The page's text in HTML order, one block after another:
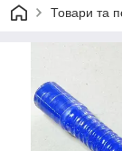
Товари та